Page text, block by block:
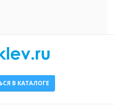
Из названия понятно, что
км2. В широтном направлении
300 км.
морем Северного
В КАТАЛОГЕ